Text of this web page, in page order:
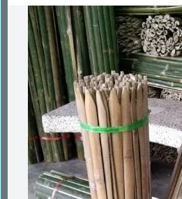
ไม้ไผ่ซางหม่น หนา 5” ยาว 6 ม. ลำ
ไม้ไผ่ตง บาง 3” ยาว 6 ม. ลำละ
ไม้ไผ่ตง บาง 4” ยาว 6 ม. ลำละ
ไม้ไผ่ตง หนา 3” ยาว 6 ม. ลำละ
ไม้ไผ่ตง หนา 4” ยาว 6 ม. ลำละ
ไม้ไผ่ตง หนา 5” ยาว 6 ม. ลำละ
ไม้ไผ่ตง หนา 6” ยาว 6 ม. ลำละ
ไม้ไผ่ตง หนา 7” ยาว 6 ม. ลำละ
*สินค้าไม้แช่น้ำยาสอบถามสต็อคก่
บริการขัดเกลาข้อ ทำความสะอาด
กล่อง แพคกิ้ง พร้อมใช้งาน บริการส่